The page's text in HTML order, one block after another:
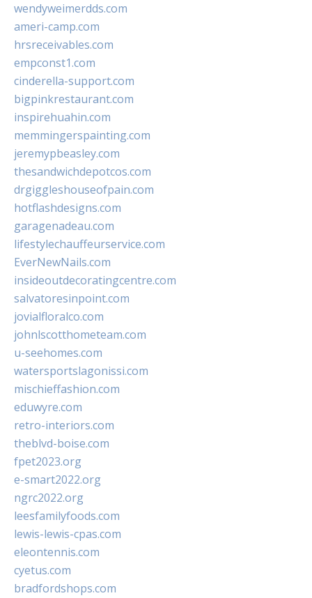
wendyweimerdds.com
ameri-camp.com
hrsreceivables.com
empconst1.com
cinderella-support.com
bigpinkrestaurant.com
inspirehuahin.com
memmingerspainting.com
jeremypbeasley.com
thesandwichdepotcos.com
drgiggleshouseofpain.com
hotflashdesigns.com
garagenadeau.com
lifestylechauffeurservice.com
EverNewNails.com
insideoutdecoratingcentre.com
salvatoresinpoint.com
jovialfloralco.com
johnlscotthometeam.com
u-seehomes.com
watersportslagonissi.com
mischieffashion.com
eduwyre.com
retro-interiors.com
theblvd-boise.com
fpet2023.org
e-smart2022.org
ngrc2022.org
leesfamilyfoods.com
lewis-lewis-cpas.com
eleontennis.com
cyetus.com
bradfordshops.com